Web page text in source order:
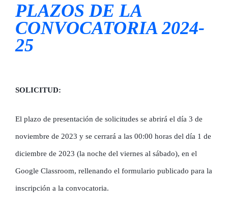
PLAZOS DE LA
CONVOCATORIA 2024-
25
SOLICITUD:
El plazo de presentación de solicitudes se abrirá el día 3 de
noviembre de 2023 y se cerrará a las 00:00 horas del día 1 de
diciembre de 2023 (la noche del viernes al sábado), en el
Google Classroom, rellenando el formulario publicado para la
inscripción a la convocatoria.